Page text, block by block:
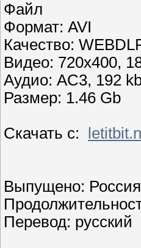
Файл
Формат: AVI
Качество:
Видео: 720x400,
Аудио: AC3, 192
Размер: 1.46 Gb
Скачать с:
Выпущено:
Перевод: русский